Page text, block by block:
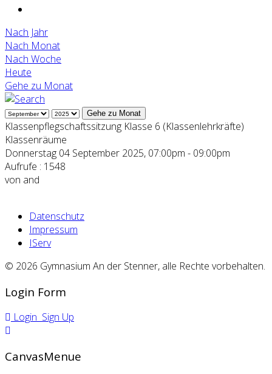
Nach Jahr
Nach Monat
Nach Woche
Heute
Gehe zu Monat
Gehe zu Monat
Klassenpflegschaftssitzung Klasse 6 (Klassenlehrkräfte)
Klassenräume
Donnerstag 04 September 2025, 07:00pm - 09:00pm
Aufrufe : 1548
von and
Datenschutz
Impressum
IServ
© 2026 Gymnasium An der Stenner, alle Rechte vorbehalten.
Login Form
Login Sign Up
CanvasMenue